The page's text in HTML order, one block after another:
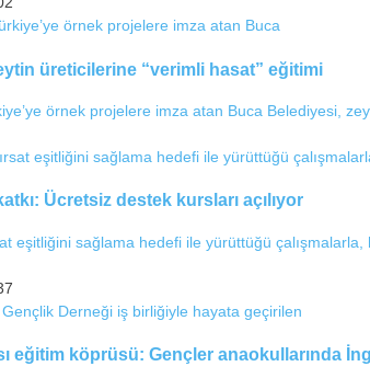
üreticilerine “verimli hasat” eğitimi
örnek projelere imza atan Buca Belediyesi,
Ücretsiz destek kursları açılıyor
eşitliğini sağlama hedefi ile yürüttüğü
eğitim köprüsü: Gençler anaokullarında